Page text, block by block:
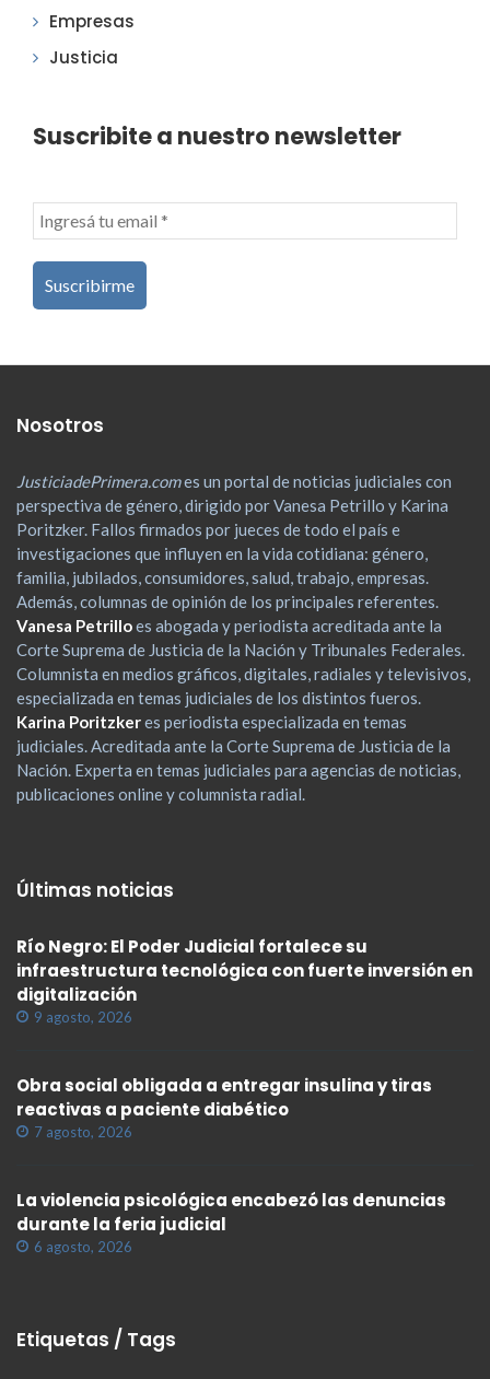
Empresas
Justicia
Suscribite a nuestro newsletter
Nosotros
JusticiadePrimera.comes un portal de noticias judiciales con
perspectiva de género, dirigido por Vanesa Petrillo y Karina
Poritzker. Fallos firmados por jueces de todo el país e
investigaciones que influyen en la vida cotidiana: género,
familia, jubilados, consumidores, salud, trabajo, empresas.
Además, columnas de opinión de los principales referentes.
Vanesa Petrilloes abogada y periodista acreditada ante la
Corte Suprema de Justicia de la Nación y Tribunales Federales.
Columnista en medios gráficos, digitales, radiales y televisivos,
especializada en temas judiciales de los distintos fueros.
Karina Poritzkeres periodista especializada en temas
judiciales. Acreditada ante la Corte Suprema de Justicia de la
Nación. Experta en temas judiciales para agencias de noticias,
publicaciones online y columnista radial.
Últimas noticias
Río Negro: El Poder Judicial fortalece su
infraestructura tecnológica con fuerte inversión en
digitalización
9 agosto, 2026
Obra social obligada a entregar insulina y tiras
reactivas a paciente diabético
7 agosto, 2026
La violencia psicológica encabezó las denuncias
durante la feria judicial
6 agosto, 2026
Etiquetas / Tags